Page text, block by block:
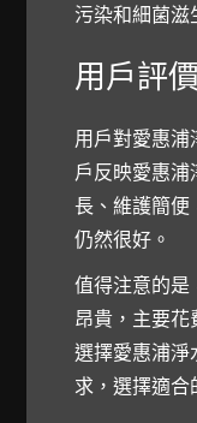
污染和細菌滋
用戶評價
用戶對愛惠浦
戶反映愛惠
長、維護簡便
仍然很好。
值得注意的是
昂貴，主要花
選擇愛惠浦淨
求，選擇適合